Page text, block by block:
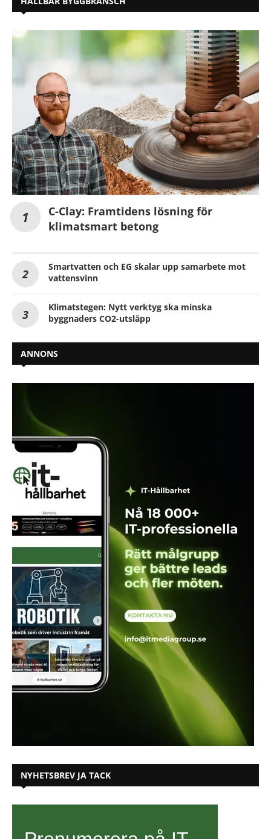
C-Clay: Framtidens lösning för
klimatsmart betong
Smartvatten och EG skalar upp samarbete mot
vattensvinn
Klimatstegen: Nytt verktyg ska minska
byggnaders CO2-utsläpp
ANNONS
NYHETSBREV JA TACK